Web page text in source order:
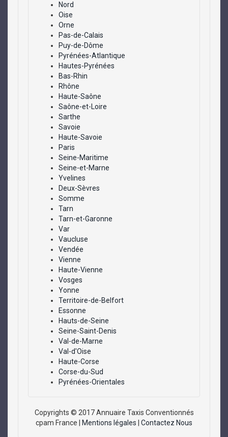
Nord
Oise
Orne
Pas-de-Calais
Puy-de-Dôme
Pyrénées-Atlantique
Hautes-Pyrénées
Bas-Rhin
Rhône
Haute-Saône
Saône-et-Loire
Sarthe
Savoie
Haute-Savoie
Paris
Seine-Maritime
Seine-et-Marne
Yvelines
Deux-Sèvres
Somme
Tarn
Tarn-et-Garonne
Var
Vaucluse
Vendée
Vienne
Haute-Vienne
Vosges
Yonne
Territoire-de-Belfort
Essonne
Hauts-de-Seine
Seine-Saint-Denis
Val-de-Marne
Val-d'Oise
Haute-Corse
Corse-du-Sud
Pyrénées-Orientales
Copyrights © 2017 Annuaire Taxis Conventionnés
cpam France |
Mentions légales Contactez Nous